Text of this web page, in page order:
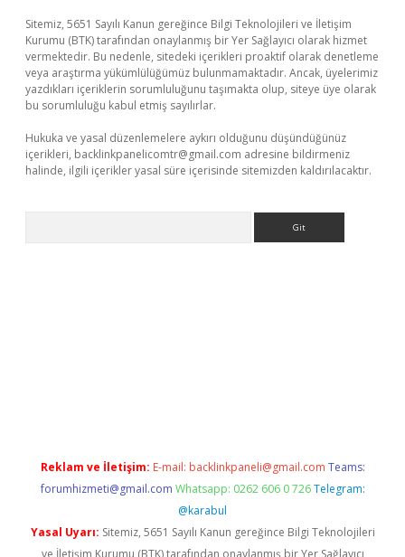
Sitemiz, 5651 Sayılı Kanun gereğince Bilgi Teknolojileri ve İletişim
Kurumu (BTK) tarafından onaylanmış bir Yer Sağlayıcı olarak hizmet
vermektedir. Bu nedenle, sitedeki içerikleri proaktif olarak denetleme
veya araştırma yükümlülüğümüz bulunmamaktadır. Ancak, üyelerimiz
yazdıkları içeriklerin sorumluluğunu taşımakta olup, siteye üye olarak
bu sorumluluğu kabul etmiş sayılırlar.
Hukuka ve yasal düzenlemelere aykırı olduğunu düşündüğünüz
içerikleri, backlinkpanelicomtr@gmail.com adresine bildirmeniz
halinde, ilgili içerikler yasal süre içerisinde sitemizden kaldırılacaktır.
Reklam ve İletişim: E-mail: backlinkpaneli@gmail.com Teams:
forumhizmeti@gmail.com Whatsapp: 0262 606 0 726 Telegram:
@karabul
Yasal Uyarı: Sitemiz, 5651 Sayılı Kanun gereğince Bilgi Teknolojileri
ve İletişim Kurumu (BTK) tarafından onaylanmış bir Yer Sağlayıcı